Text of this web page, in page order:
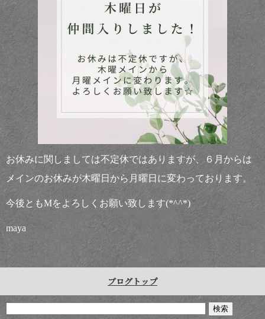
お休みに関しましては不定休ではありますが、６月からは
メインのお休みが木曜日から月曜日に変わっております。
今後ともМをよろしくお願い致します(*^^*)
maya
ブログトップ